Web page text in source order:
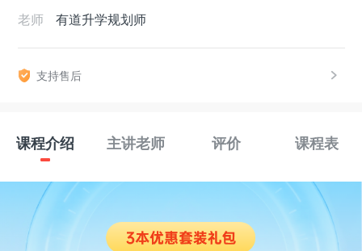
老师
有道升学规划师
支持售后
课程介绍 主讲老师 评价 课程表